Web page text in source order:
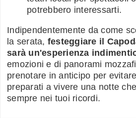
potrebbero interessarti.
Indipendentemente da come
la serata, festeggiare il
sarà un'esperienza
emozioni e di panorami
prenotare in anticipo per
preparati a vivere una notte
sempre nei tuoi ricordi.